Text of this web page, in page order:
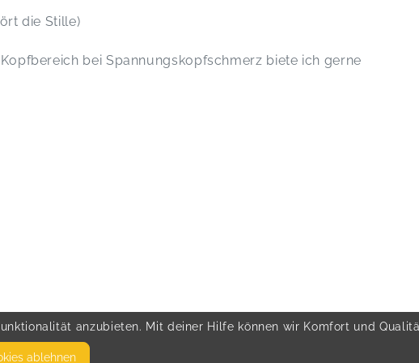
die Stille)
bei Spannungskopfschmerz biete ich gerne
anzubieten. Mit deiner Hilfe können wir Komfort und
ablehnen